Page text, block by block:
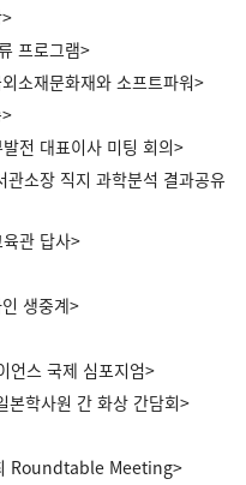
프로그램>
소재문화재와 소프트파워>
전 대표이사 미팅 회의>
소장 직지 과학분석 결과공유
관 답사>
생중계>
언스 국제 심포지엄>
본학사원 간 화상 간담회>
Roundtable Meeting>